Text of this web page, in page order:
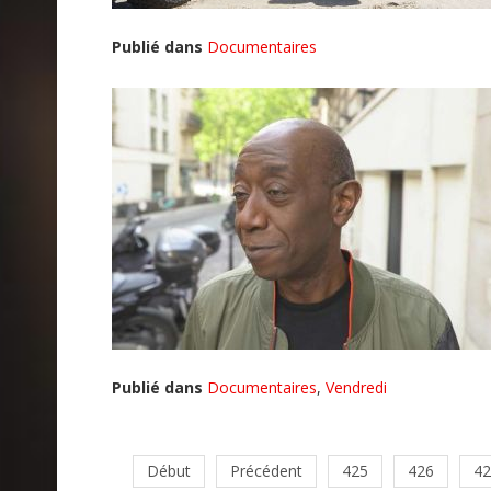
Publié dans Documentaires
Publié dans Documentaires, Vendredi
Début Précédent 425 426